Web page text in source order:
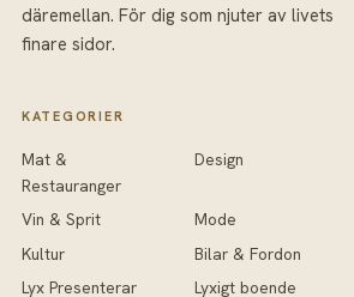
däremellan. För dig som njuter av livets
finare sidor.
KATEGORIER
Mat &
Restauranger
Design
Vin & Sprit Mode
Kultur
Bilar & Fordon
Lyx Presenterar
Lyxigt boende